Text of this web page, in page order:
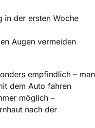
in der ersten Woche
Augen vermeiden
empfindlich – man
dem Auto fahren
möglich –
nach der